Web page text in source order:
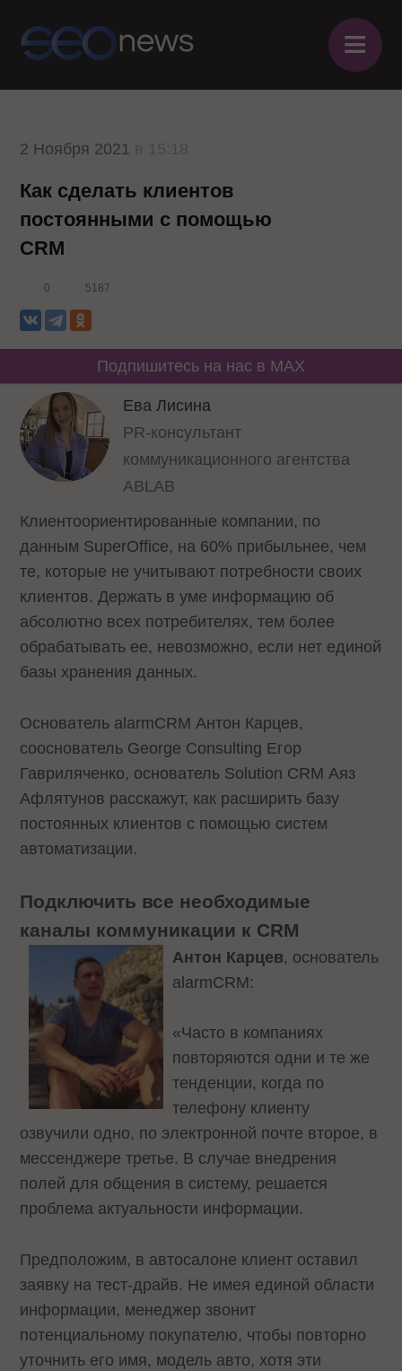
≡
2 Ноября 2021
Как сделать клиентов
постоянными с помощью
CRM
0 5187
Подпишитесь на нас в MAX
Ева Лисина
PR-консультант
коммуникационного агентства
ABLAB
Клиентоориентированные компании, по
данным SuperOffice, на 60% прибыльнее, чем
те, которые не учитывают потребности своих
клиентов. Держать в уме информацию об
абсолютно всех потребителях, тем более
обрабатывать ее, невозможно, если нет единой
базы хранения данных.
Основатель alarmCRM Антон Карцев,
сооснователь George Consulting Егор
Гавриляченко, основатель Solution CRM Аяз
Афлятунов расскажут, как расширить базу
постоянных клиентов с помощью систем
автоматизации.
Подключить все необходимые
каналы коммуникации к CRM
Антон Карцев, основатель
alarmCRM:
«Часто в компаниях
повторяются одни и те же
тенденции, когда по
телефону клиенту
озвучили одно, по электронной почте второе, в
мессенджере третье. В случае внедрения
полей для общения в систему, решается
проблема актуальности информации.
Предположим, в автосалоне клиент оставил
заявку на тест-драйв. Не имея единой области
информации, менеджер звонит
потенциальному покупателю, чтобы повторно
уточнить его имя, модель авто, хотя эти